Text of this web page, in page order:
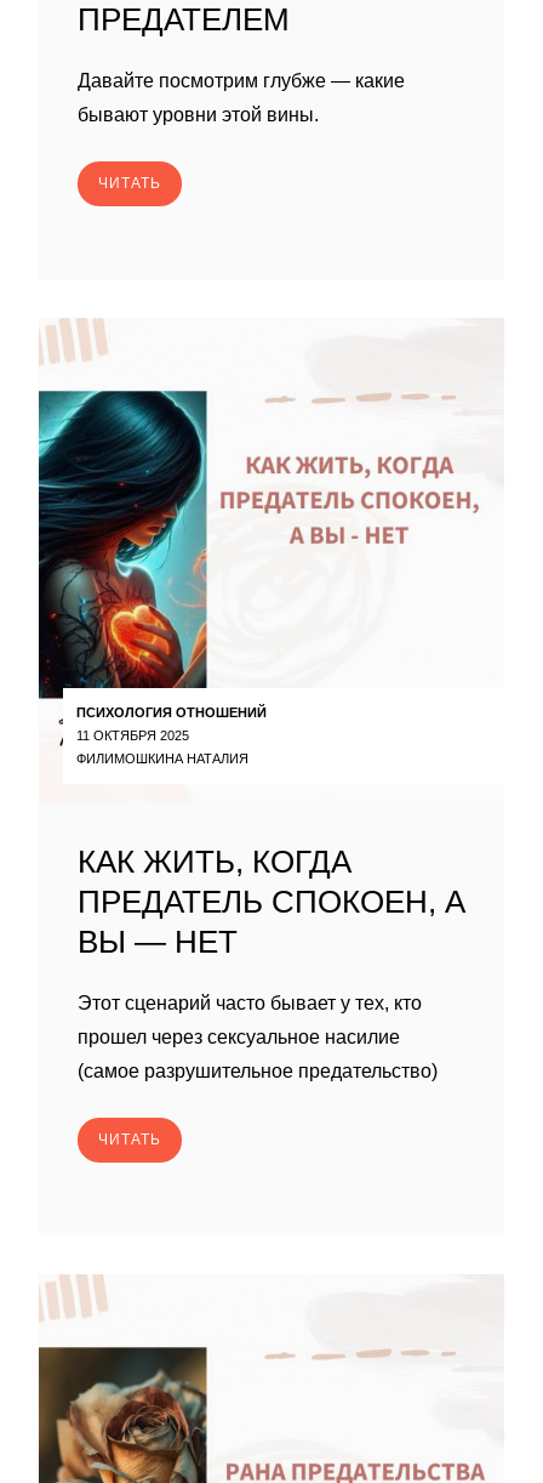
ПРЕДАТЕЛЕМ
Давайте посмотрим глубже — какие
бывают уровни этой вины.
ЧИТАТЬ
ПСИХОЛОГИЯ ОТНОШЕНИЙ
11 ОКТЯБРЯ 2025
ФИЛИМОШКИНА НАТАЛИЯ
КАК ЖИТЬ, КОГДА
ПРЕДАТЕЛЬ СПОКОЕН, А
ВЫ — НЕТ
Этот сценарий часто бывает у тех, кто
прошел через сексуальное насилие
(самое разрушительное предательство)
ЧИТАТЬ